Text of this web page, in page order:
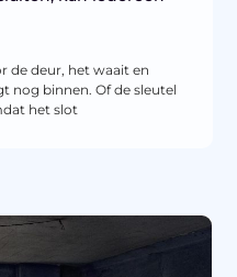
de deur, het waait en
nog binnen. Of de sleutel
het slot